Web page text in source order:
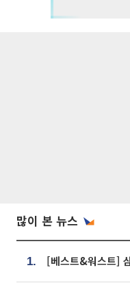
많이 본 뉴스
1.